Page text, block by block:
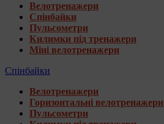
Велотренажери
Спінбайки
Пульсометри
Килимки під тренажери
Міні велотренажери
Спінбайки
Велотренажери
Горизонтальні велотренажери
Пульсометри